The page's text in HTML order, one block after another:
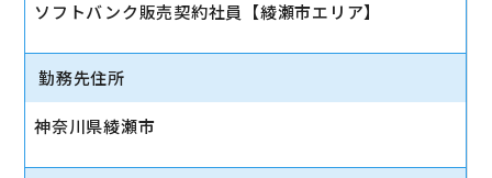
ソフトバンク販売契約社員【綾瀬市エリア】
勤務先住所
神奈川県綾瀬市